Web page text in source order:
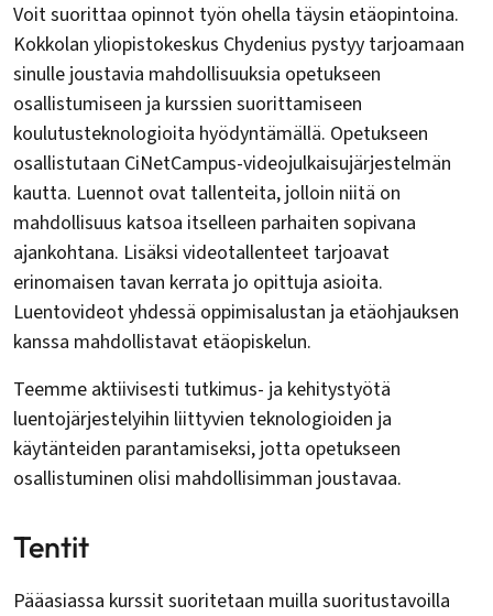
Voit suorittaa opinnot työn ohella täysin etäopintoina.
Kokkolan yliopistokeskus Chydenius pystyy tarjoamaan
sinulle joustavia mahdollisuuksia opetukseen
osallistumiseen ja kurssien suorittamiseen
koulutusteknologioita hyödyntämällä. Opetukseen
osallistutaan CiNetCampus-videojulkaisujärjestelmän
kautta. Luennot ovat tallenteita, jolloin niitä on
mahdollisuus katsoa itselleen parhaiten sopivana
ajankohtana. Lisäksi videotallenteet tarjoavat
erinomaisen tavan kerrata jo opittuja asioita.
Luentovideot yhdessä oppimisalustan ja etäohjauksen
kanssa mahdollistavat etäopiskelun.
Teemme aktiivisesti tutkimus- ja kehitystyötä
luentojärjestelyihin liittyvien teknologioiden ja
käytänteiden parantamiseksi, jotta opetukseen
osallistuminen olisi mahdollisimman joustavaa.
Tentit
Pääasiassa kurssit suoritetaan muilla suoritustavoilla